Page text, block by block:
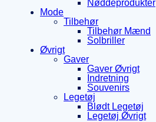
Nøddeprodukter
Mode
Tilbehør
Tilbehør Mænd
Solbriller
Øvrigt
Gaver
Gaver Øvrigt
Indretning
Souvenirs
Legetøj
Blødt Legetøj
Legetøj Øvrigt